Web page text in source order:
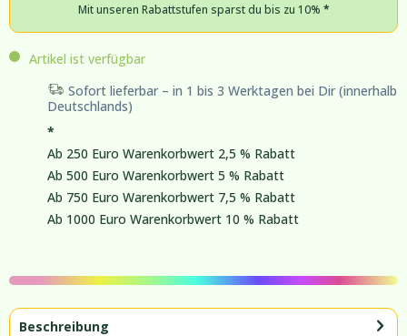
Mit unseren Rabattstufen sparst du bis zu 10% *
Artikel ist verfügbar
Sofort lieferbar – in 1 bis 3 Werktagen bei Dir (innerhalb
Deutschlands)
*
Ab 250 Euro Warenkorbwert 2,5 % Rabatt
Ab 500 Euro Warenkorbwert 5 % Rabatt
Ab 750 Euro Warenkorbwert 7,5 % Rabatt
Ab 1000 Euro Warenkorbwert 10 % Rabatt
Beschreibung